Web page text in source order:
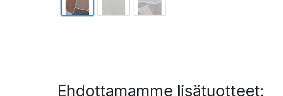
Ehdottamamme lisätuotteet: